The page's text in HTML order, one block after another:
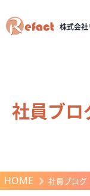
株式会
社員ブロ
HOME 社員ブログ